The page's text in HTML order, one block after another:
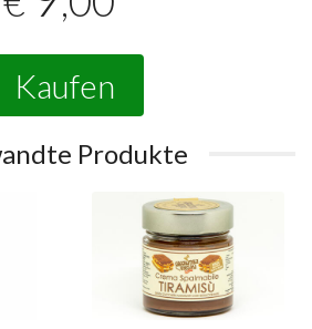
Kaufen
Produkte